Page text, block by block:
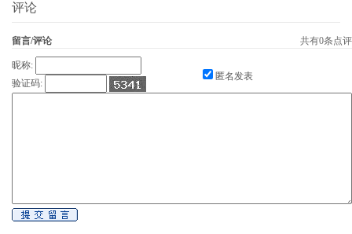
评论
留言/评论 共有0条点评
昵称:
验证码:
匿名发表